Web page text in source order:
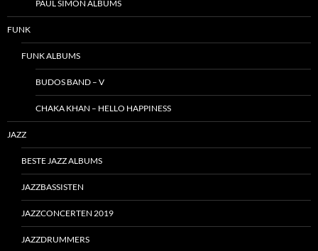
PAUL SIMON ALBUMS
FUNK
FUNK ALBUMS
BUDOS BAND – V
CHAKA KHAN – HELLO HAPPINESS
JAZZ
BESTE JAZZ ALBUMS
JAZZBASSISTEN
JAZZCONCERTEN 2019
JAZZDRUMMERS